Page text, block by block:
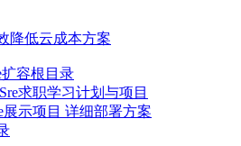
降低云成本方案
扩容根目录
求职学习计划与项目
展示项目 详细部署方案